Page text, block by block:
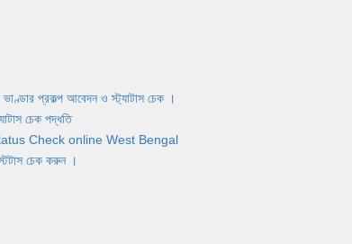
প্রকল্প আবেদন ও স্ট্যাটাস চেক ।
চেক পদ্ধতি
Check online West Bengal
চেক করুন ।